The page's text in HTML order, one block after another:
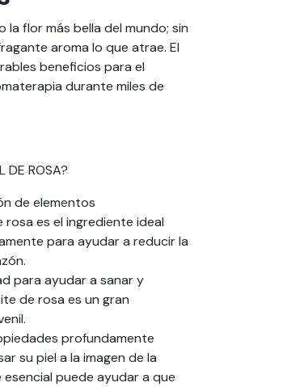
flor más bella del mundo; sin
aroma lo que atrae. El
beneficios para el
durante miles de
DE ROSA?
de elementos
es el ingrediente ideal
para ayudar a reducir la
para ayudar a sanar y
de rosa es un gran
profundamente
su piel a la imagen de la
puede ayudar a que